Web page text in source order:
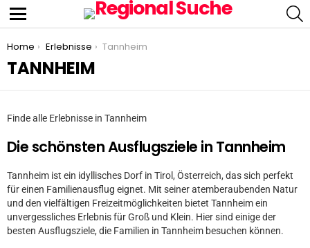
Menu
You are here:
Home Erlebnisse Tannheim
TANNHEIM
Finde alle Erlebnisse in Tannheim
Die schönsten Ausflugsziele in Tannheim
Tannheim ist ein idyllisches Dorf in Tirol, Österreich, das sich perfekt
für einen Familienausflug eignet. Mit seiner atemberaubenden Natur
und den vielfältigen Freizeitmöglichkeiten bietet Tannheim ein
unvergessliches Erlebnis für Groß und Klein. Hier sind einige der
besten Ausflugsziele, die Familien in Tannheim besuchen können.